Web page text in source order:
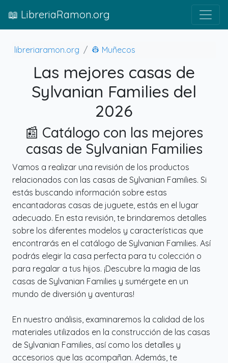
📖 LibreriaRamon.org
libreriaramon.org 👷 Muñecos
Las mejores casas de
Sylvanian Families del
2026
📰 Catálogo con las mejores
casas de Sylvanian Families
Vamos a realizar una revisión de los productos
relacionados con las casas de Sylvanian Families. Si
estás buscando información sobre estas
encantadoras casas de juguete, estás en el lugar
adecuado. En esta revisión, te brindaremos detalles
sobre los diferentes modelos y características que
encontrarás en el catálogo de Sylvanian Families. Así
podrás elegir la casa perfecta para tu colección o
para regalar a tus hijos. ¡Descubre la magia de las
casas de Sylvanian Families y sumérgete en un
mundo de diversión y aventuras!
En nuestro análisis, examinaremos la calidad de los
materiales utilizados en la construcción de las casas
de Sylvanian Families, así como los detalles y
accesorios que las acompañan. Además, te